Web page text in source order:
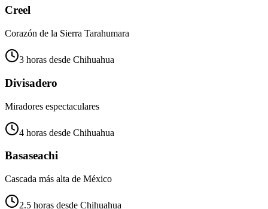
Creel
Corazón de la Sierra Tarahumara
3 horas desde Chihuahua
Divisadero
Miradores espectaculares
4 horas desde Chihuahua
Basaseachi
Cascada más alta de México
2.5 horas desde Chihuahua